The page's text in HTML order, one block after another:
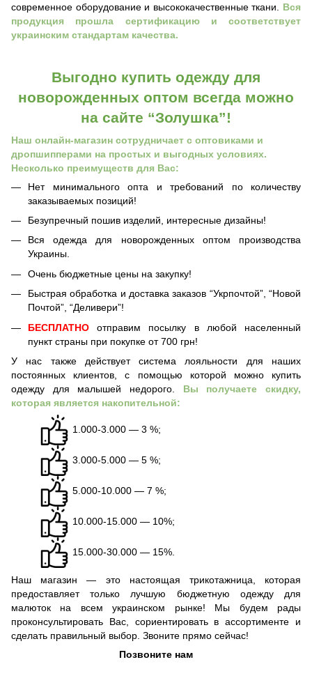
современное оборудование и высококачественные ткани. Вся
продукция прошла сертификацию и соответствует
украинским стандартам качества.
Выгодно купить одежду для
новорожденных оптом всегда можно
на сайте “Золушка”!
Наш онлайн-магазин сотрудничает с оптовиками и
дропшипперами на простых и выгодных условиях.
Несколько преимуществ для Вас:
Нет минимального опта и требований по количеству
заказываемых позиций!
Безупречный пошив изделий, интересные дизайны!
Вся одежда для новорожденных оптом производства
Украины.
Очень бюджетные цены на закупку!
Быстрая обработка и доставка заказов “Укрпочтой”, “Новой
Почтой”, “Деливери”!
БЕСПЛАТНО отправим посылку в любой населенный
пункт страны при покупке от 700 грн!
У нас также действует система лояльности для наших
постоянных клиентов, с помощью которой можно купить
одежду для малышей недорого. Вы получаете скидку,
которая является накопительной:
1.000-3.000 — 3 %;
3.000-5.000 — 5 %;
5.000-10.000 — 7 %;
10.000-15.000 — 10%;
15.000-30.000 — 15%.
Наш магазин — это настоящая трикотажница, которая
предоставляет только лучшую бюджетную одежду для
малюток на всем украинском рынке! Мы будем рады
проконсультировать Вас, сориентировать в ассортименте и
сделать правильный выбор. Звоните прямо сейчас!
Позвоните нам